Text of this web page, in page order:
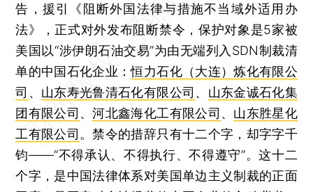
告，援引《阻断外国法律与措施不当域外适用办
法》，正式对外发布阻断禁令，保护对象是5家被
美国以“涉伊朗石油交易”为由无端列入SDN制裁清
单的中国石化企业：恒力石化（大连）炼化有限公
司 、 山东寿光鲁清石化有限公司 、 山东金诚石化集
团有限公司 、河北鑫海化工有限公司 、 山东胜星化
工有限公司 。禁令的措辞只有十二个字，却字字千
钧——“不得承认、不得执行、不得遵守”。这十二
个字，是中国法律体系对美国单边主义制裁的正面